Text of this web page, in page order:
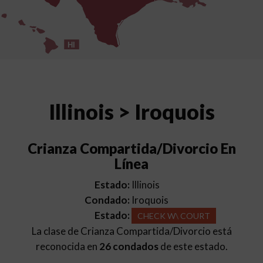
HI
Illinois > Iroquois
Crianza Compartida/Divorcio En
Línea
Estado: Illinois
Condado: Iroquois
Estado:
CHECK W\ COURT
La clase de Crianza Compartida/Divorcio está
reconocida en 26 condadosde este estado.